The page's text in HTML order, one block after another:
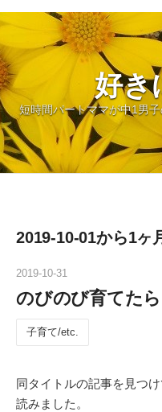
好き
短時間パートママが中1男
2019-10-01から1ヶ
2019-10-31
のびのび育てた
子育て/etc.
同タイトルの記事を見つ
読みました。